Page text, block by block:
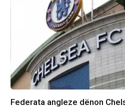
Federata angleze dënon